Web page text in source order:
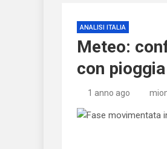
ANALISI ITALIA
Meteo:
con
1 anno ago